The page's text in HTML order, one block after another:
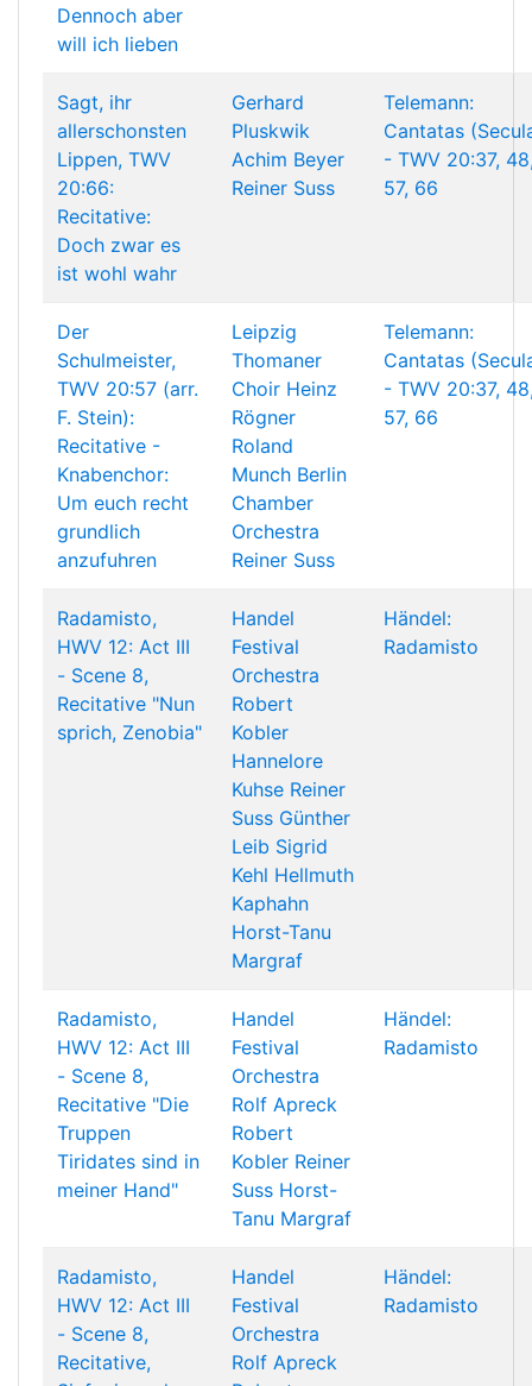
Dennoch aber
will ich lieben
Sagt, ihr
allerschonsten
Lippen, TWV
20:66:
Recitative:
Doch zwar es
ist wohl wahr
Gerhard
Pluskwik
Achim Beyer
Reiner Suss
Telemann:
Cantatas
- TWV 20:37,
57, 66
Der
Schulmeister,
TWV 20:57 (arr.
F. Stein):
Recitative -
Knabenchor:
Um euch recht
grundlich
anzufuhren
Leipzig
Thomaner
Choir Heinz
Rögner
Roland
Munch Berlin
Chamber
Orchestra
Reiner Suss
Telemann:
Cantatas
- TWV 20:37,
57, 66
Radamisto,
HWV 12: Act III
- Scene 8,
Recitative "Nun
sprich, Zenobia"
Handel
Festival
Orchestra
Robert
Kobler
Hannelore
Kuhse Reiner
Suss Günther
Leib Sigrid
Kehl Hellmuth
Kaphahn
Horst-Tanu
Margraf
Händel:
Radamisto
Radamisto,
HWV 12: Act III
- Scene 8,
Recitative "Die
Truppen
Tiridates sind in
meiner Hand"
Handel
Festival
Orchestra
Rolf Apreck
Robert
Kobler Reiner
Suss Horst-
Tanu Margraf
Händel:
Radamisto
Radamisto,
HWV 12: Act III
- Scene 8,
Recitative,
Handel
Festival
Orchestra
Rolf Apreck
Händel:
Radamisto